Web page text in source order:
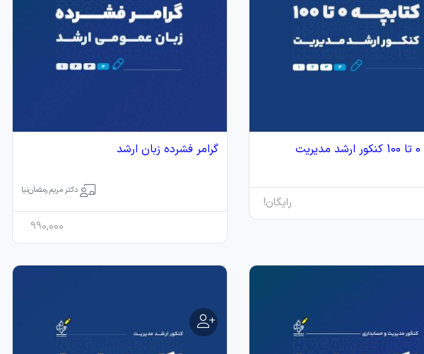
رایگان!
گرامر فشرده زبان ارشد
دکتر مریم رمضان‌نیا
990,000